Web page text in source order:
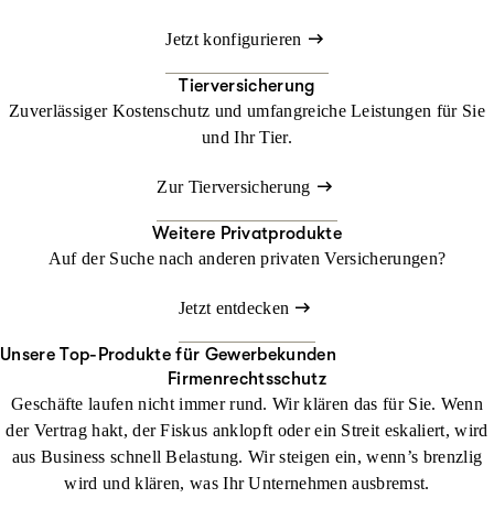
Jetzt konfigurieren
Tierversicherung
Zuverlässiger Kostenschutz und umfangreiche Leistungen für Sie
und Ihr Tier.
Zur Tierversicherung
Weitere Privatprodukte
Auf der Suche nach anderen privaten Versicherungen?
Jetzt entdecken
Unsere Top-Produkte für Gewerbekunden
Firmenrechtsschutz
Geschäfte laufen nicht immer rund. Wir klären das für Sie. Wenn
der Vertrag hakt, der Fiskus anklopft oder ein Streit eskaliert, wird
aus Business schnell Belastung. Wir steigen ein, wenn’s brenzlig
wird und klären, was Ihr Unternehmen ausbremst.